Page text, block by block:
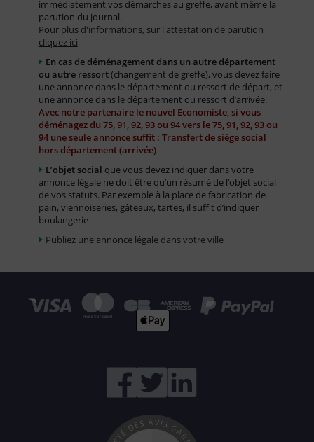
immédiatement vos démarches au greffe, avant même la
parution du journal.
Pour plus d'informations, sur l'attestation de parution
cliquez ici
En cas de déménagement dans un autre département
ou autre ressort(changement de greffe), vous devez faire
une annonce dans le département ou ressort de départ, et
une annonce dans le département ou ressort d’arrivée.
Avec notre partenaire le nouvel Economiste, si vous
déménagez du 75, 91, 92, 93 ou 94 vers le 75, 91, 92, 93 ou
94 une seule annonce suffit : Transfert de siège social
hors département (arrivée)
L’objet social que vous devez indiquer dans votre
annonce légale ne doit être qu’un résumé de l’objet social
de vos statuts. Par exemple à la place de fabrication de
pain, viennoiseries, gâteaux, tartes, il suffit d’indiquer
boulangerie
Publiez une annonce légale dans votre ville